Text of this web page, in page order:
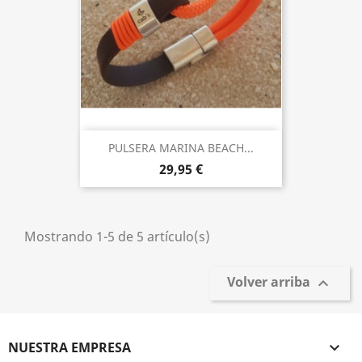
PULSERA MARINA BEACH...
29,95 €
Mostrando 1-5 de 5 artículo(s)
Volver arriba 
NUESTRA EMPRESA 